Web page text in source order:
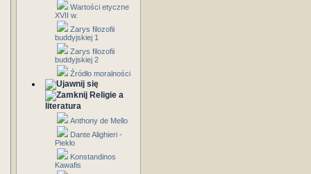
Wartości etyczne
XVII w.
Zarys filozofii
buddyjskiej 1
Zarys filozofii
buddyjskiej 2
Źródło moralności
Religie a
literatura
Anthony de Mello
Dante Alighieri -
Piekło
Konstandinos
Kawafis